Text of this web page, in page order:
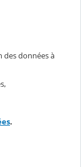
des données à
.